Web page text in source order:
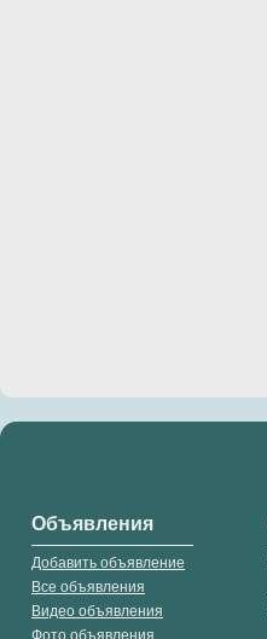
Объявления
Добавить объявление
Все объявления
Видео объявления
Фото объявления